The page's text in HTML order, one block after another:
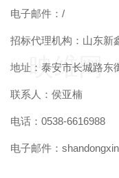
电子邮件：/
招标代理机构：山东新
地址：泰安市长城路东
联系人：侯亚楠
电话：0538-6616988
电子邮件：
映维网